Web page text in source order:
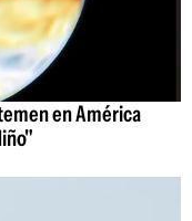
en América